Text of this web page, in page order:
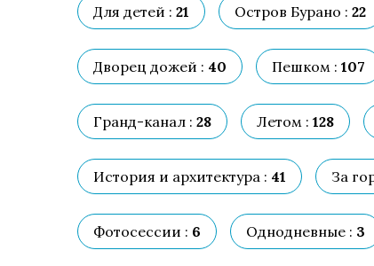
Для детей : 21 Остров Бурано : 22
Дворец дожей : 40 Пешком : 107
Гранд-канал : 28 Летом : 128
История и архитектура : 41 За
Фотосессии : 6 Однодневные : 3